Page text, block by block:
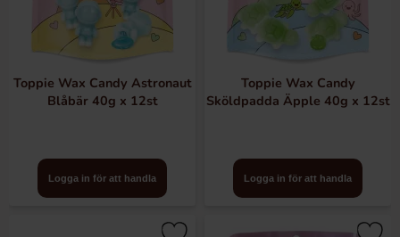
Toppie Wax Candy Astronaut
Blåbär 40g x 12st
Logga in för att handla
Toppie Wax Candy
Sköldpadda Äpple 40g x 12st
Logga in för att handla